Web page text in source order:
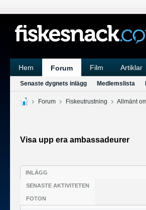
Hem Forum Film Artiklar
Senaste dygnets inlägg Medlemslista
Forum Fiskeutrustning Allmänt
Visa upp era ambassadeurer
INLÄGG
SENASTE AKTIVITETEN
FOTON